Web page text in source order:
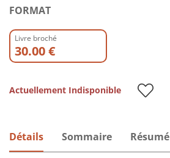
FORMAT
Livre broché
30.00 €
Actuellement Indisponible
Détails Sommaire Résumé